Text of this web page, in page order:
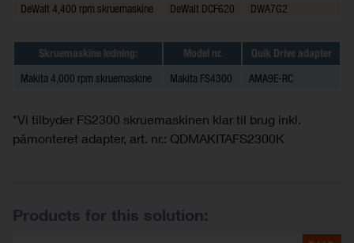
DeWalt 4,400 rpm skruemaskine
DeWalt DCF620 DWA7G2
Skruemaskine ledning: Model nr. Quik Drive adapter
Makita 4,000 rpm skruemaskine Makita FS4300 AMA9E-RC
*Vi tilbyder FS2300 skruemaskinen klar til brug inkl.
påmonteret adapter, art. nr.: QDMAKITAFS2300K
Products for this solution: